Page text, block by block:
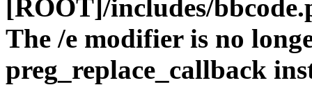
[ROOT]/includes/
The /e modifier is no
preg_replace_callback